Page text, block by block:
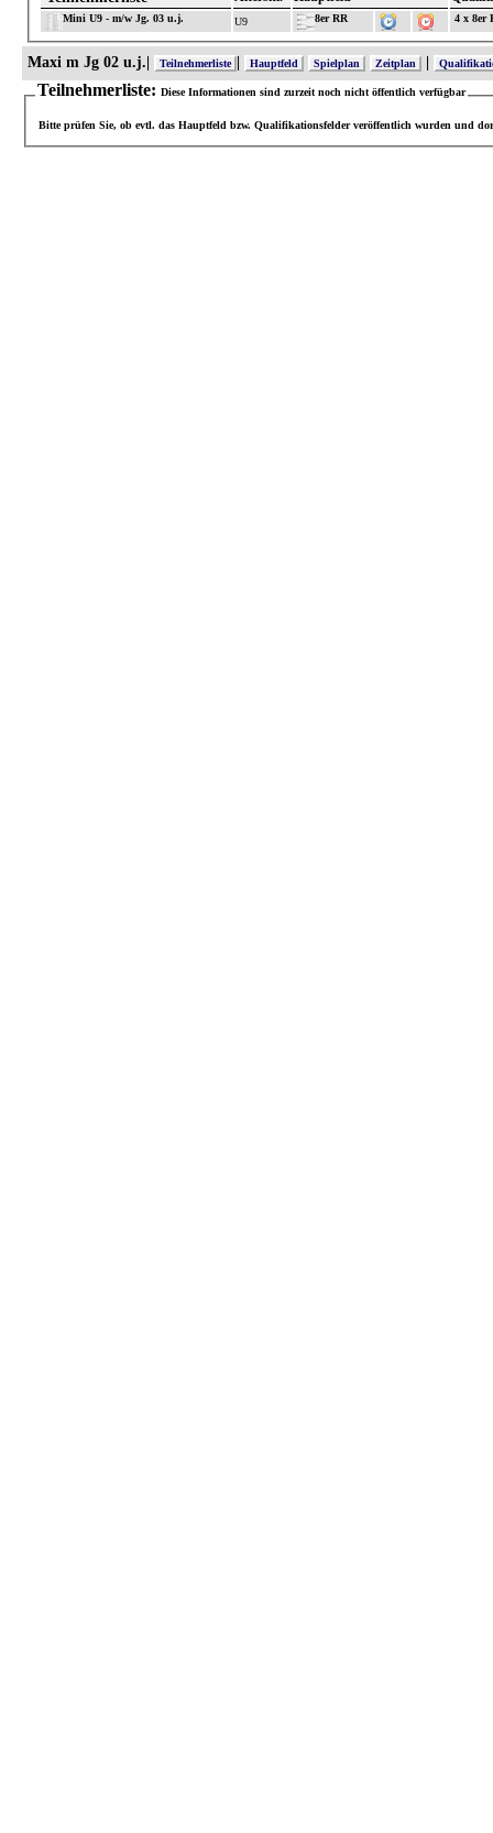
Mini U9 - m/w Jg. 03 u.j. U9 8er RR 4 x 8er
Maxi m Jg 02 u.j.| Teilnehmerliste Hauptfeld Spielplan Zeitplan
Teilnehmerliste: Diese Informationen sind zurzeit noch nicht öffentlich verfügbar
Bitte prüfen Sie, ob evtl. das Hauptfeld bzw. Qualifikationsfelder veröffentlich wurden und